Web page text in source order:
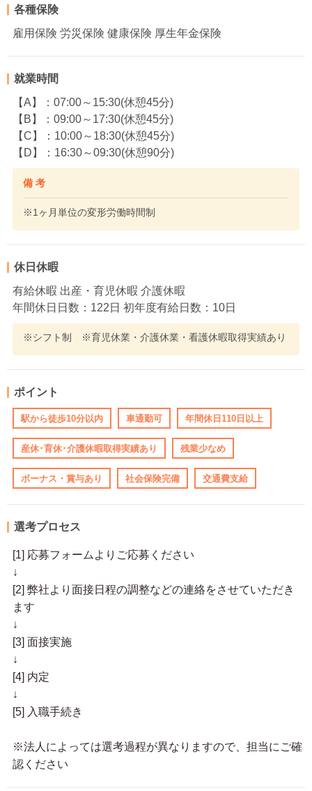
各種保険
雇用保険 労災保険 健康保険 厚生年金保険
就業時間
【A】：07:00～15:30(休憩45分)
【B】：09:00～17:30(休憩45分)
【C】：10:00～18:30(休憩45分)
【D】：16:30～09:30(休憩90分)
備 考
※1ヶ月単位の変形労働時間制
休日休暇
有給休暇 出産・育児休暇 介護休暇
年間休日日数：122日 初年度有給日数：10日
※シフト制 ※育児休業・介護休業・看護休暇取得実績あり
ポイント
駅から徒歩10分以内 車通勤可 年間休日110日以上
産休･育休･介護休暇取得実績あり 残業少なめ
ボーナス・賞与あり 社会保険完備 交通費支給
選考プロセス
[1] 応募フォームよりご応募ください
↓
[2] 弊社より面接日程の調整などの連絡をさせていただき
ます
↓
[3] 面接実施
↓
[4] 内定
↓
[5] 入職手続き
※法人によっては選考過程が異なりますので、担当にご確
認ください